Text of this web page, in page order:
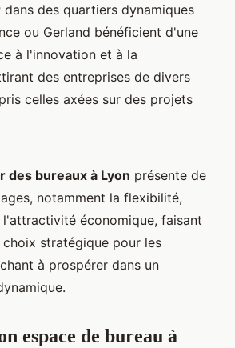
dans des quartiers dynamiques
ou Gerland bénéficient d'une
à l'innovation et à la
des entreprises de divers
celles axées sur des projets
des bureaux à Lyon présente de
notamment la flexibilité,
économique, faisant
stratégique pour les
à prospérer dans un
espace de bureau à